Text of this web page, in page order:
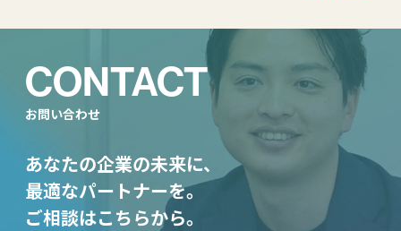
CONTACT
お問い合わせ
あなたの企業の未来に、
最適なパートナーを。
ご相談はこちらから。